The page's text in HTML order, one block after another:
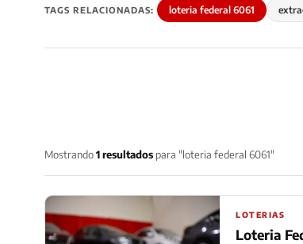
TAGS RELACIONADAS: loteria federal 6061
Mostrando1 resultados para "loteria federal 6061"
LOTERIAS
Loteria